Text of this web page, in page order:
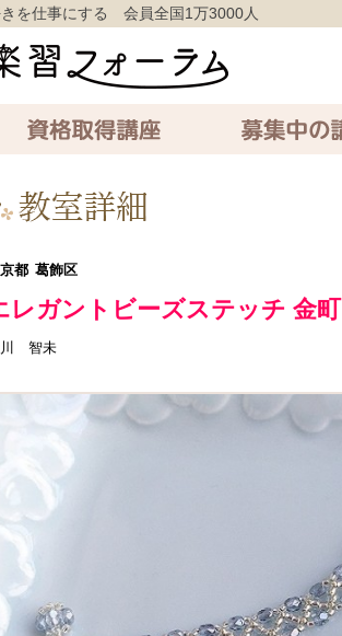
を仕事にする 会員全国1万3000人
都 葛飾区
レガントビーズステッチ 金町
川 智未